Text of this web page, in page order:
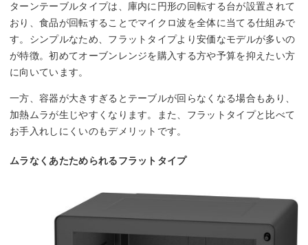
ターンテーブルタイプは、庫内に円形の回転する台が設置されて
おり、食品が回転することでマイクロ波を全体に当てる仕組みで
す。シンプルなため、フラットタイプより安価なモデルが多いの
が特徴。初めてオーブンレンジを購入する方や予算を抑えたい方
に向いています。
一方、容器が大きすぎるとテーブルが回らなくなる場合もあり、
加熱ムラが生じやすくなります。また、フラットタイプと比べて
お手入れしにくいのもデメリットです。
ムラなくあたためられるフラットタイプ